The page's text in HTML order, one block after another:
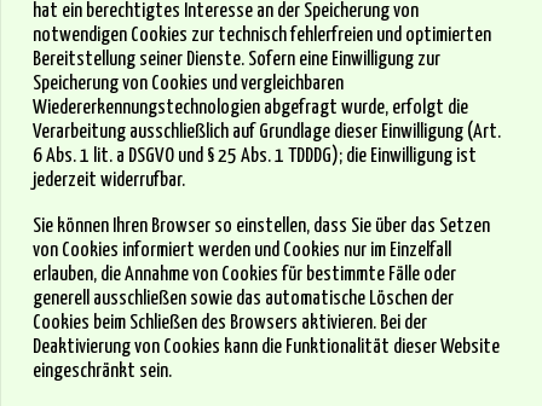
hat ein berechtigtes Interesse an der Speicherung von
notwendigen Cookies zur technisch fehlerfreien und optimierten
Bereitstellung seiner Dienste. Sofern eine Einwilligung zur
Speicherung von Cookies und vergleichbaren
Wiedererkennungstechnologien abgefragt wurde, erfolgt die
Verarbeitung ausschließlich auf Grundlage dieser Einwilligung (Art.
6 Abs. 1 lit. a DSGVO und § 25 Abs. 1 TDDDG); die Einwilligung ist
jederzeit widerrufbar.
Sie können Ihren Browser so einstellen, dass Sie über das Setzen
von Cookies informiert werden und Cookies nur im Einzelfall
erlauben, die Annahme von Cookies für bestimmte Fälle oder
generell ausschließen sowie das automatische Löschen der
Cookies beim Schließen des Browsers aktivieren. Bei der
Deaktivierung von Cookies kann die Funktionalität dieser Website
eingeschränkt sein.